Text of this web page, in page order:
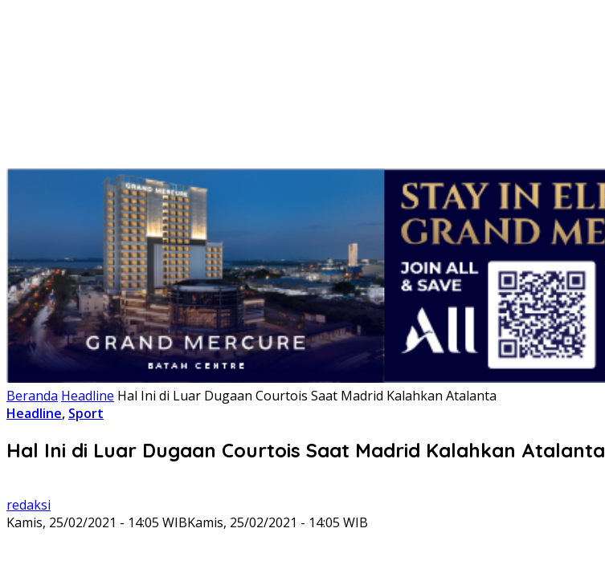
Beranda Headline Hal Ini di Luar Dugaan Courtois Saat Madrid Kalahkan Atalanta
Headline, Sport
Hal Ini di Luar Dugaan Courtois Saat Madrid Kalahkan Atalanta
redaksi
Kamis, 25/02/2021 - 14:05 WIBKamis, 25/02/2021 - 14:05 WIB